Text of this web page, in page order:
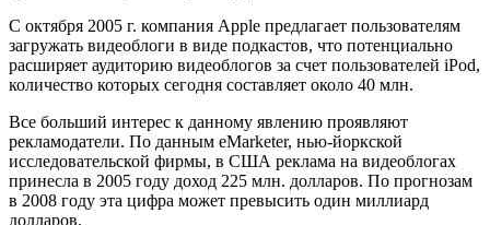
С октября 2005 г. компания Apple предлагает пользователям
загружать видеоблоги в виде подкастов, что потенциально
расширяет аудиторию видеоблогов за счет пользователей iPod,
количество которых сегодня составляет около 40 млн.
Все больший интерес к данному явлению проявляют
рекламодатели. По данным eMarketer, нью-йоркской
исследовательской фирмы, в США реклама на видеоблогах
принесла в 2005 году доход 225 млн. долларов. По прогнозам
в 2008 году эта цифра может превысить один миллиард
долларов.